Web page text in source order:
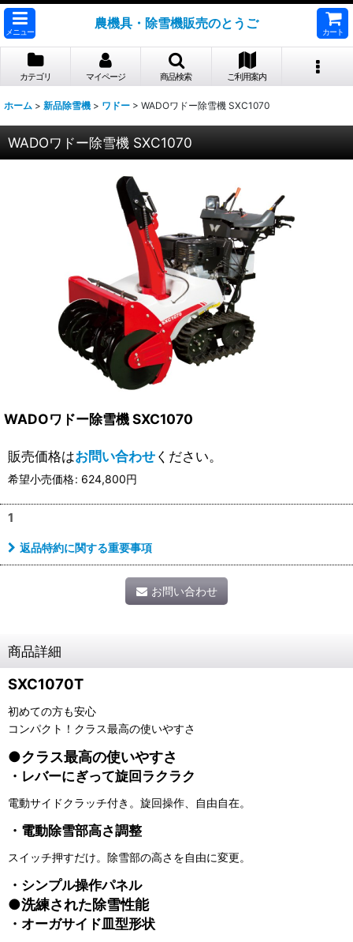
メニュー
農機具・除雪機販売のとうご
カート
カテゴリ マイページ 商品検索 ご利用案内
ホーム > 新品除雪機 > ワドー > WADOワドー除雪機 SXC1070
WADOワドー除雪機 SXC1070
WADOワドー除雪機 SXC1070
販売価格はお問い合わせください。
希望小売価格: 624,800円
1
返品特約に関する重要事項
お問い合わせ
商品詳細
SXC1070T
初めての方も安心
コンパクト！クラス最高の使いやすさ
●クラス最高の使いやすさ
・ レバーにぎって旋回ラクラク
電動サイドクラッチ付き。旋回操作、自由自在。
・ 電動除雪部高さ調整
スイッチ押すだけ。除雪部の高さを自由に変更。
・シンプル操作パネル
●洗練された除雪性能
・ オーガサイド皿型形状